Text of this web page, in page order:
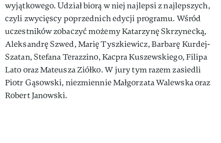
wyjątkowego. Udział biorą w niej najlepsi z najlepszych,
czyli zwycięscy poprzednich edycji programu. Wśród
uczestników zobaczyć możemy Katarzynę Skrzynecką,
Aleksandrę Szwed, Marię Tyszkiewicz, Barbarę Kurdej-
Szatan, Stefana Terazzino, Kacpra Kuszewskiego, Filipa
Lato oraz Mateusza Ziółko. W jury tym razem zasiedli
Piotr Gąsowski, niezmiennie Małgorzata Walewska oraz
Robert Janowski.